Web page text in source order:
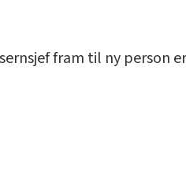
fram til ny person